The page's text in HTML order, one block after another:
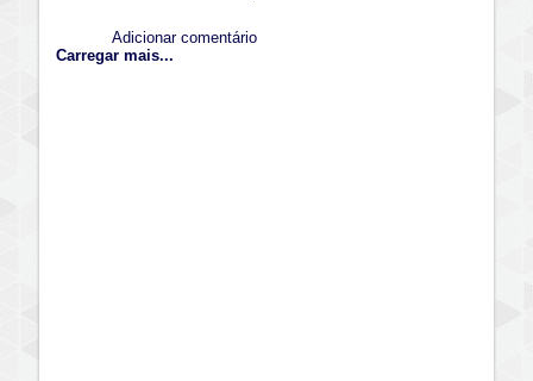
Adicionar comentário
Carregar mais...